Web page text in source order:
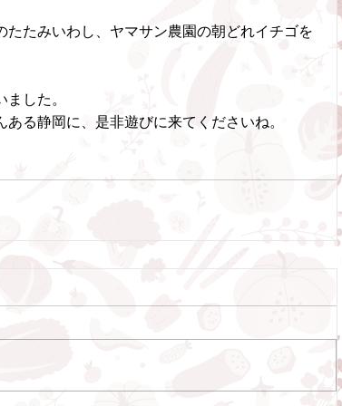
たみいわし、ヤマサン農園の朝どれイチゴを
した。
る静岡に、是非遊びに来てくださいね。